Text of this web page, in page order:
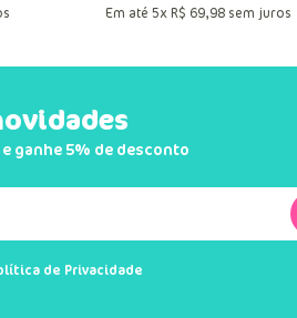
Em até5xR$ 69,98 sem juros
ganhe 5% de desconto
de Privacidade